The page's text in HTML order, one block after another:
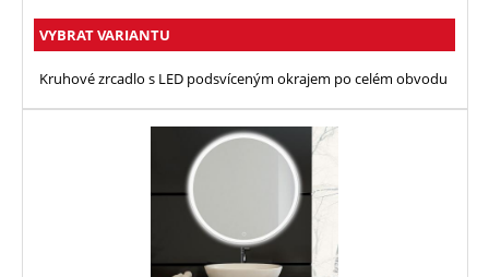
VYBRAT VARIANTU
Kruhové zrcadlo s LED podsvíceným okrajem po celém obvodu